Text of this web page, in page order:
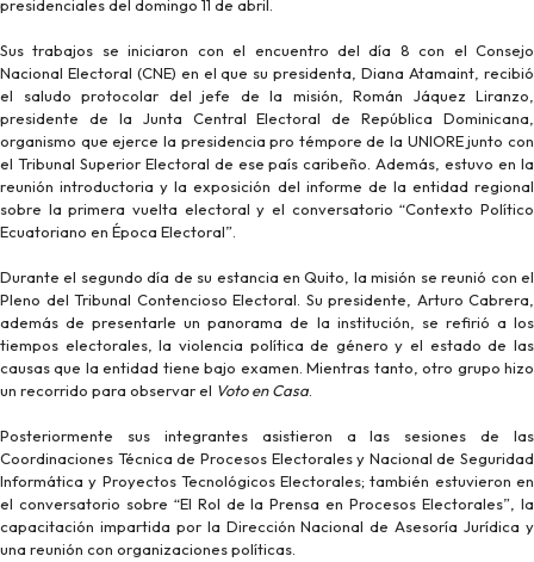
presidenciales del domingo 11 de abril.
Sus trabajos se iniciaron con el encuentro del día 8 con el Consejo
Nacional Electoral (CNE) en el que su presidenta, Diana Atamaint, recibió
el saludo protocolar del jefe de la misión, Román Jáquez Liranzo,
presidente de la Junta Central Electoral de República Dominicana,
organismo que ejerce la presidencia pro témpore de la UNIORE junto con
el Tribunal Superior Electoral de ese país caribeño. Además, estuvo en la
reunión introductoria y la exposición del informe de la entidad regional
sobre la primera vuelta electoral y el conversatorio “Contexto Político
Ecuatoriano en Época Electoral”.
Durante el segundo día de su estancia en Quito, la misión se reunió con el
Pleno del Tribunal Contencioso Electoral. Su presidente, Arturo Cabrera,
además de presentarle un panorama de la institución, se refirió a los
tiempos electorales, la violencia política de género y el estado de las
causas que la entidad tiene bajo examen. Mientras tanto, otro grupo hizo
un recorrido para observar el Voto en Casa
Posteriormente sus integrantes asistieron a las sesiones de las
Coordinaciones Técnica de Procesos Electorales y Nacional de Seguridad
Informática y Proyectos Tecnológicos Electorales; también estuvieron en
el conversatorio sobre “El Rol de la Prensa en Procesos Electorales”, la
capacitación impartida por la Dirección Nacional de Asesoría Jurídica y
una reunión con organizaciones políticas.